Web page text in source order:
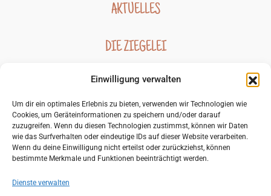
Einwilligung verwalten
Um dir ein optimales Erlebnis zu bieten, verwenden wir Technologien wie
Cookies, um Geräteinformationen zu speichern und/oder darauf
zuzugreifen. Wenn du diesen Technologien zustimmst, können wir Daten
wie das Surfverhalten oder eindeutige IDs auf dieser Website verarbeiten.
Wenn du deine Einwilligung nicht erteilst oder zurückziehst, können
bestimmte Merkmale und Funktionen beeinträchtigt werden.
Dienste verwalten
AKTUELLES
DIE ZIEGELEI
GESCHICHTE DER ZIEGELEI
BILDERGALERIEN
KONTAKT